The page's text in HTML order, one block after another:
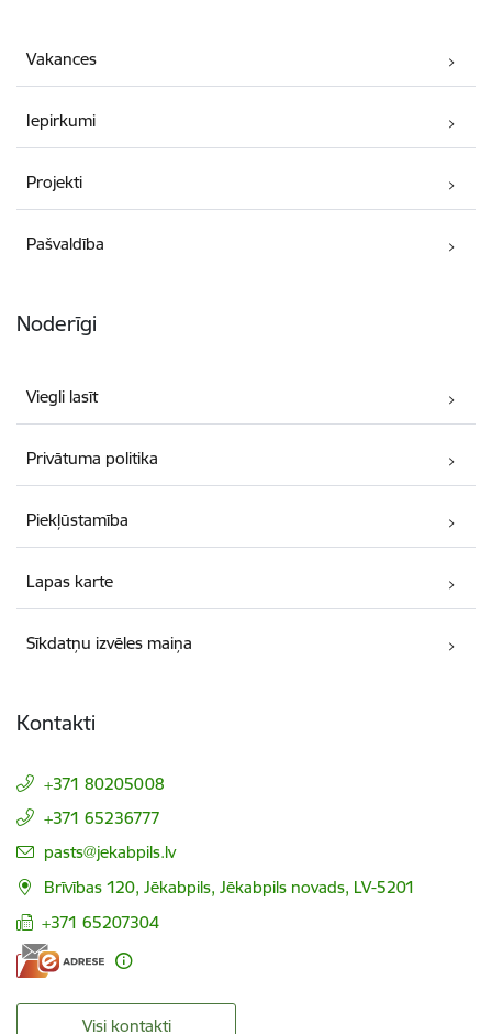
Vakances
Iepirkumi
Projekti
Pašvaldība
Noderīgi
Viegli lasīt
Privātuma politika
Piekļūstamība
Lapas karte
Sīkdatņu izvēles maiņa
Kontakti
+371 80205008
+371 65236777
E-pasts:
pasts@jekabpils.lv
Brīvības 120, Jēkabpils, Jēkabpils novads, LV-5201
+371 65207304
Visi kontakti